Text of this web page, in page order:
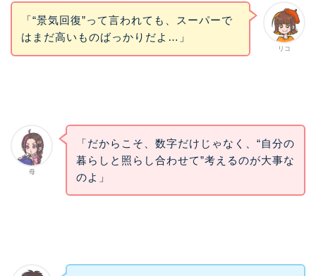
リコ
「“景気回復”って言われても、スーパーで
はまだ高いものばっかりだよ…」
母
「だからこそ、数字だけじゃなく、“自分の
暮らしと照らし合わせて”考えるのが大事な
のよ」